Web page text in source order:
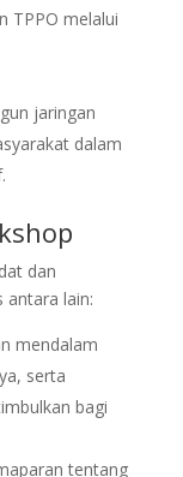
TPPO melalui
jaringan
dalam
dan
antara lain:
mendalam
serta
bagi
tentang